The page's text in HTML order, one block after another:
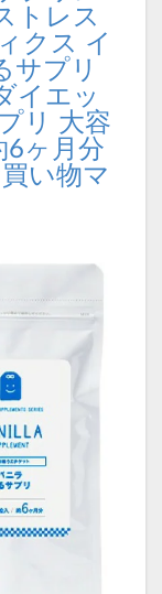
トレス
クス イ
サプリ
イエッ
リ 大容
6ヶ月分
い物マ